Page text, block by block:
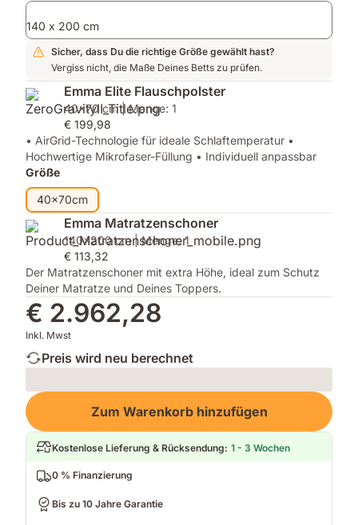
140 x 200 cm
Sicher, dass Du die richtige Größe gewählt hast?
Vergiss nicht, die Maße Deines Betts zu prüfen.
Emma Elite Flauschpolster
40x70 cm | Menge: 1
€ 199,98
• AirGrid-Technologie für ideale Schlaftemperatur •
Hochwertige Mikrofaser-Füllung • Individuell anpassbar
Größe
40x70cm
Emma Matratzenschoner
140x200 cm | Menge: 1
€ 113,32
Der Matratzenschoner mit extra Höhe, ideal zum Schutz
Deiner Matratze und Deines Toppers.
€ 2.962,28
Inkl. Mwst
Preis wird neu berechnet
Loading
Zum Warenkorb hinzufügen
Kostenlose Lieferung & Rücksendung: 1 - 3 Wochen
0 % Finanzierung
Bis zu 10 Jahre Garantie